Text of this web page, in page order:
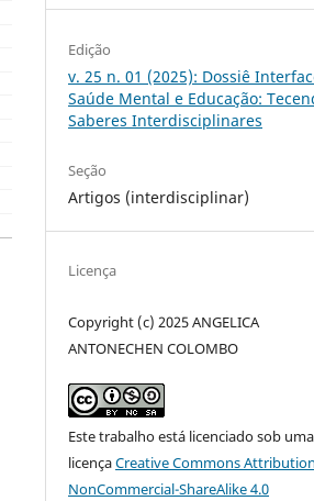
Edição
v. 25 n. 01 (2025): Dossiê
Saúde Mental e Educação:
Saberes Interdisciplinares
Seção
Artigos (interdisciplinar)
Licença
Copyright (c) 2025 ANGELICA
ANTONECHEN COLOMBO
Este trabalho está licenciado sob uma
licençaCreative Commons
NonCommercial-ShareAlike 4.0